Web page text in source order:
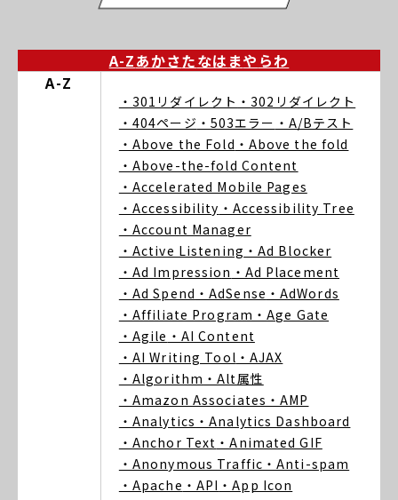
A-Zあかさたなは まや らわ
A-Z
・301リダイレクト ・302リダイレクト
・404ページ ・503エラー ・A/Bテスト
・Above the Fold ・Above the fold
・Above-the-fold Content
・Accelerated Mobile Pages
・Accessibility ・Accessibility Tree
・Account Manager
・Active Listening ・Ad Blocker
・Ad Impression ・Ad Placement
・Ad Spend ・AdSense ・AdWords
・Affiliate Program ・Age Gate
・Agile ・AI Content
・AI Writing Tool ・AJAX
・Algorithm ・Alt属性
・Amazon Associates ・AMP
・Analytics ・Analytics Dashboard
・Anchor Text ・Animated GIF
・Anonymous Traffic ・Anti-spam
・Apache ・API ・App Icon